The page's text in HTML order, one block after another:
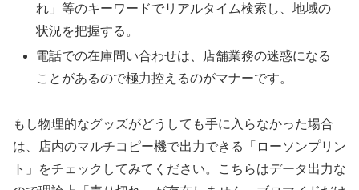
れ」等のキーワードでリアルタイム検索し、地域の
状況を把握する。
電話での在庫問い合わせは、店舗業務の迷惑になる
ことがあるので極力控えるのがマナーです。
もし物理的なグッズがどうしても手に入らなかった場合
は、店内のマルチコピー機で出力できる「ローソンプリン
ト」をチェックしてみてください。こちらはデータ出力な